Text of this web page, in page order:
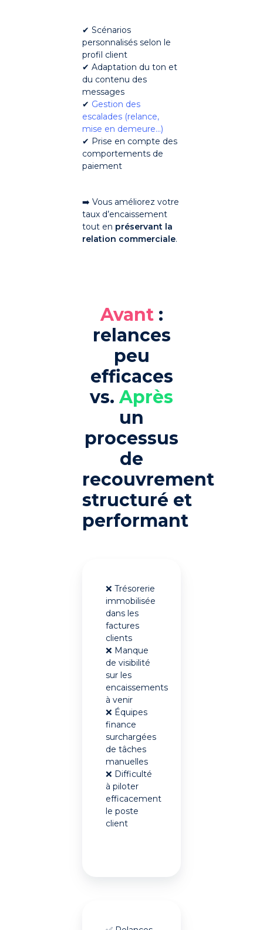
✔ Scénarios
personnalisés selon le
profil client
✔ Adaptation du ton et
du contenu des
messages
✔ Gestion des
escalades (relance,
mise en demeure…)
✔ Prise en compte des
comportements de
paiement
➡️ Vous améliorez votre
taux d’encaissement
tout en préservant la
relation commerciale.
Avant:
relances
peu
efficaces
vs. Après
un
processus
de
recouvrement
structuré et
performant
❌ Trésorerie
immobilisée
dans les
factures
clients
❌ Manque
de visibilité
sur les
encaissements
à venir
❌ Équipes
finance
surchargées
de tâches
manuelles
❌ Difficulté
à piloter
efficacement
le poste
client